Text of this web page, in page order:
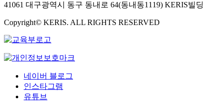
41061 대구광역시 동구 동내로 64(동내동1119) KERIS빌딩
Copyright© KERIS. ALL RIGHTS RESERVED
네이버 블로그
인스타그램
유튜브